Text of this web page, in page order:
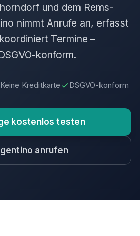
und dem Rems-
nimmt Anrufe an, erfasst
Termine –
konform.
Keine Kreditkarte DSGVO-konform
kostenlos testen
anrufen